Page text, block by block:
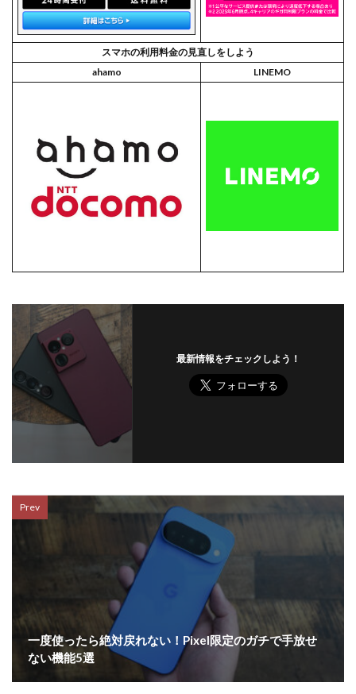
スマホの利用料金の見直しをしよう
ahamo
LINEMO
最新情報をチェックしよう！
Prev
一度使ったら絶対戻れない！Pixel限定のガチで手放せ
ない機能5選